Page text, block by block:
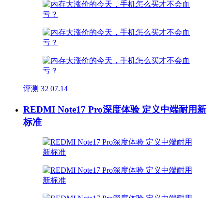
评测 32 07.14
REDMI Note17 Pro深度体验 定义中端耐用新
标准